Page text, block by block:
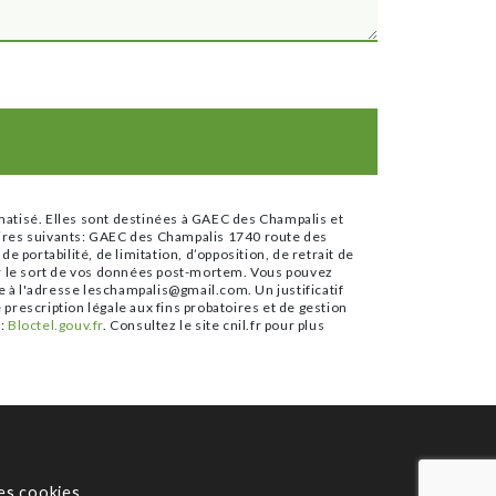
Elles sont destinées à GAEC des Champalis et
suivants: GAEC des Champalis 1740 route des
portabilité, de limitation, d’opposition, de retrait de
sort de vos données post-mortem. Vous pouvez
l'adresse leschampalis@gmail.com. Un justificatif
légale aux fins probatoires et de gestion
Bloctel.gouv.fr . Consultez le site cnil.fr pour plus
cookies